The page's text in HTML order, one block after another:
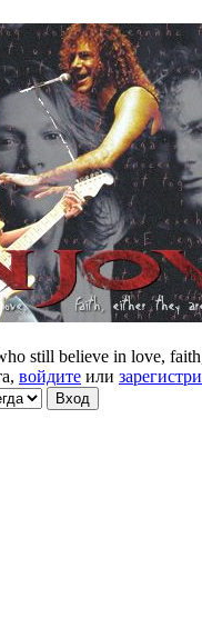
still believe in love,
войдите или